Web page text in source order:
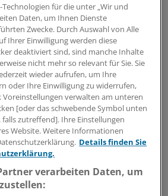
ins Bild.
Suizidhilfe: Sorgfalt geht vor
das Bundesverfassungsgericht
Beschluss die Rechtslage zur
verändert. Seitdem konnte der
auf ein Begleitgesetz verständigen.
für die unter „Wir und
Daten, um Ihnen Dienste
Zwecke. Durch Auswahl von Alle
Ihrer Einwilligung werden diese
deaktiviert sind, sind manche Inhalte
nicht mehr so relevant für Sie. Sie
wieder aufrufen, um Ihre
oder Ihre Einwilligung zu widerrufen,
Voreinstellungen verwalten am unteren
[oder das schwebende Symbol unten
falls zutreffend]. Ihre Einstellungen
Website. Weitere Informationen
Details finden Sie
verarbeiten Daten, um